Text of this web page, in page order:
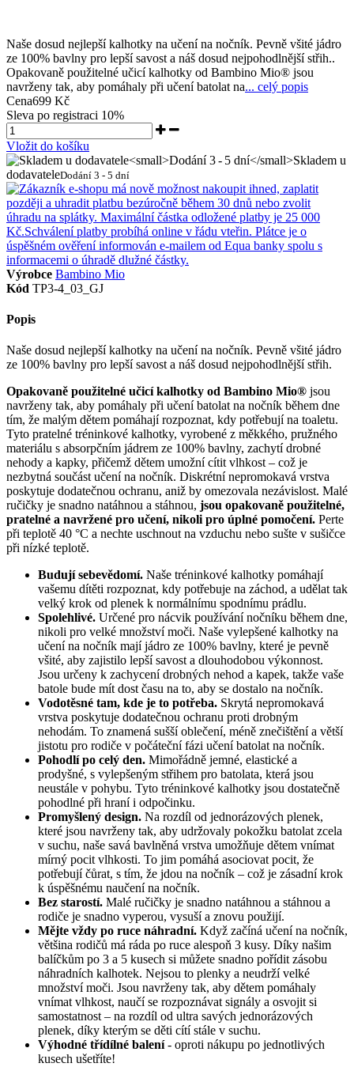
Naše dosud nejlepší kalhotky na učení na nočník. Pevně všité jádro
ze 100% bavlny pro lepší savost a náš dosud nejpohodlnější střih..
Opakovaně použitelné učicí kalhotky od Bambino Mio® jsou
navrženy tak, aby pomáhaly při učení batolat na... celý popis
Cena699 Kč
Sleva po registraci 10%
Vložit do košíku
Skladem u
dodavateleDodání 3 - 5 dní
Výrobce Bambino Mio
Kód TP3-4_03_GJ
Popis
Naše dosud nejlepší kalhotky na učení na nočník. Pevně všité jádro
ze 100% bavlny pro lepší savost a náš dosud nejpohodlnější střih.
Opakovaně použitelné učicí kalhotky od Bambino Mio® jsou
navrženy tak, aby pomáhaly při učení batolat na nočník během dne
tím, že malým dětem pomáhají rozpoznat, kdy potřebují na toaletu.
Tyto pratelné tréninkové kalhotky, vyrobené z měkkého, pružného
materiálu s absorpčním jádrem ze 100% bavlny, zachytí drobné
nehody a kapky, přičemž dětem umožní cítit vlhkost – což je
nezbytná součást učení na nočník. Diskrétní nepromokavá vrstva
poskytuje dodatečnou ochranu, aniž by omezovala nezávislost. Malé
ručičky je snadno natáhnou a stáhnou, jsou opakovaně použitelné,
pratelné a navržené pro učení, nikoli pro úplné pomočení. Perte
při teplotě 40 °C a nechte uschnout na vzduchu nebo sušte v sušičce
při nízké teplotě.
Budují sebevědomí. Naše tréninkové kalhotky pomáhají
vašemu dítěti rozpoznat, kdy potřebuje na záchod, a udělat tak
velký krok od plenek k normálnímu spodnímu prádlu.
Spolehlivé. Určené pro nácvik používání nočníku během dne,
nikoli pro velké množství moči. Naše vylepšené kalhotky na
učení na nočník mají jádro ze 100% bavlny, které je pevně
všité, aby zajistilo lepší savost a dlouhodobou výkonnost.
Jsou určeny k zachycení drobných nehod a kapek, takže vaše
batole bude mít dost času na to, aby se dostalo na nočník.
Vodotěsné tam, kde je to potřeba. Skrytá nepromokavá
vrstva poskytuje dodatečnou ochranu proti drobným
nehodám. To znamená sušší oblečení, méně znečištění a větší
jistotu pro rodiče v počáteční fázi učení batolat na nočník.
Pohodlí po celý den. Mimořádně jemné, elastické a
prodyšné, s vylepšeným střihem pro batolata, která jsou
neustále v pohybu. Tyto tréninkové kalhotky jsou dostatečně
pohodlné při hraní i odpočinku.
Promyšlený design. Na rozdíl od jednorázových plenek,
které jsou navrženy tak, aby udržovaly pokožku batolat zcela
v suchu, naše savá bavlněná vrstva umožňuje dětem vnímat
mírný pocit vlhkosti. To jim pomáhá asociovat pocit, že
potřebují čůrat, s tím, že jdou na nočník – což je zásadní krok
k úspěšnému naučení na nočník.
Bez starostí. Malé ručičky je snadno natáhnou a stáhnou a
rodiče je snadno vyperou, vysuší a znovu použijí.
Mějte vždy po ruce náhradní. Když začíná učení na nočník,
většina rodičů má ráda po ruce alespoň 3 kusy. Díky našim
balíčkům po 3 a 5 kusech si můžete snadno pořídit zásobu
náhradních kalhotek. Nejsou to plenky a neudrží velké
množství moči. Jsou navrženy tak, aby dětem pomáhaly
vnímat vlhkost, naučí se rozpoznávat signály a osvojit si
samostatnost – na rozdíl od ultra savých jednorázových
plenek, díky kterým se děti cítí stále v suchu.
Výhodné třídílné balení- oproti nákupu po jednotlivých
kusech ušetříte!